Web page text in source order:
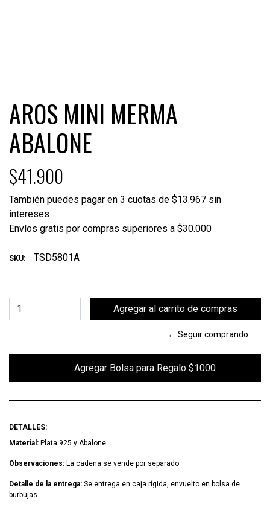
AROS MINI MERMA
ABALONE
$41.900
También puedes pagar en 3 cuotas de $13.967 sin
intereses
Envíos gratis por compras superiores a $30.000
SKU: TSD5801A
← Seguir comprando
DETALLES:
Material: Plata 925 y Abalone
Observaciones: La cadena se vende por separado
Detalle de la entrega: Se entrega en caja rígida, envuelto en bolsa de
burbujas.